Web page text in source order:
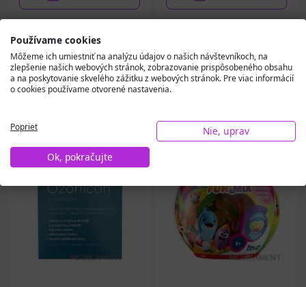
Vybrali sme pre vás
Používame cookies
Môžeme ich umiestniť na analýzu údajov o našich návštevníkoch, na
zlepšenie našich webových stránok, zobrazovanie prispôsobeného obsahu
a na poskytovanie skvelého zážitku z webových stránok. Pre viac informácií
o cookies používame otvorené nastavenia.
Poprieť
Nie, uprav
Ok, pokračujte